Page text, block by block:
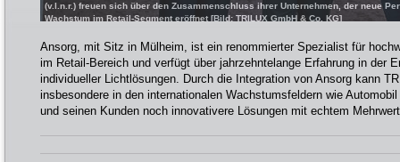
(v.l.n.r.) freuen sich über den Zusammenschluss ihrer Unternehmen, der neue
Wachstum im Retail-Segment eröffnet [Bild: TRILUX GmbH & Co. KG]
Ansorg, mit Sitz in Mülheim, ist ein renommierter Spezialist für
im Retail-Bereich und verfügt über jahrzehntelange Erfahrung in der
individueller Lichtlösungen. Durch die Integration von Ansorg kann
insbesondere in den internationalen Wachstumsfeldern wie
und seinen Kunden noch innovativere Lösungen mit echtem